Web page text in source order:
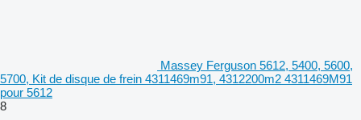
Massey Ferguson 5612, 5400, 5600,
5700, Kit de disque de frein 4311469m91, 4312200m2 4311469M91
pour 5612
8